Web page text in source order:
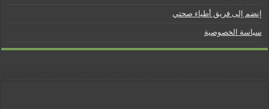
إنضم إلى فريق أطباء صحتي
سياسة الخصوصية